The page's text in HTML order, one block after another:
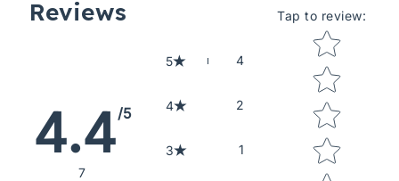
Reviews
4.4/5
7
5 4
4 2
3 1
Tap to review:
Star rating